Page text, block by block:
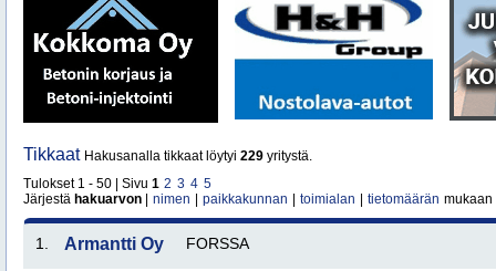
Tikkaat Hakusanalla tikkaat löytyi 229 yritystä.
Tulokset 1 - 50 | Sivu 1 2 3 4 5
Järjestä hakuarvon nimen paikkakunnan toimialan tietomäärän mukaan
1. Armantti Oy FORSSA